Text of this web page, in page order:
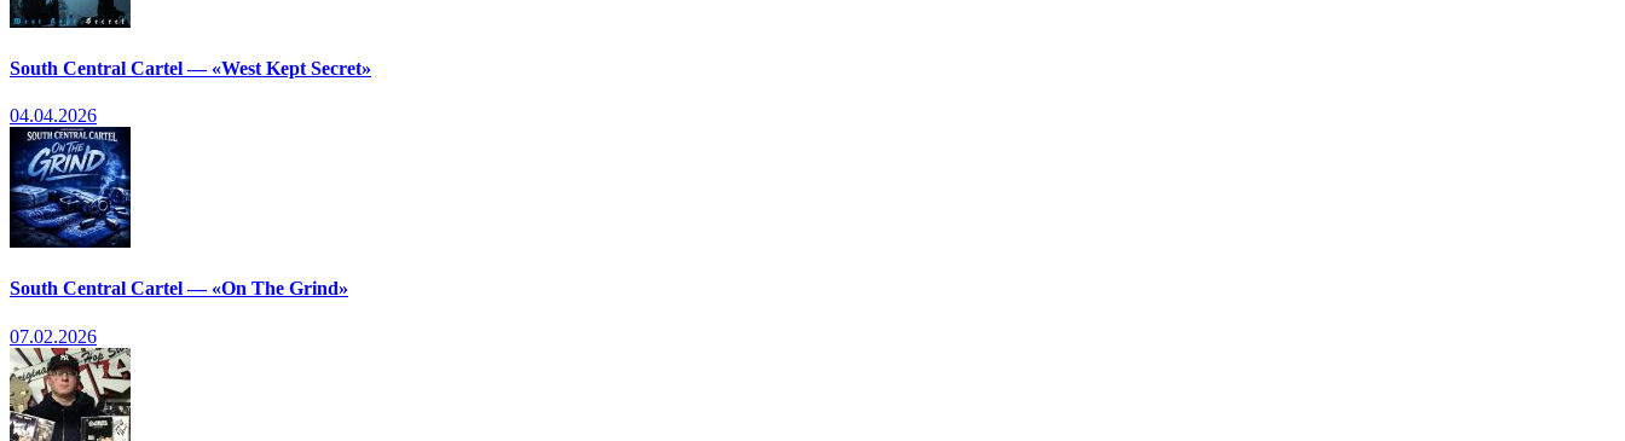
South Central Cartel — «West Kept Secret»
04.04.2026
South Central Cartel — «On The Grind»
07.02.2026